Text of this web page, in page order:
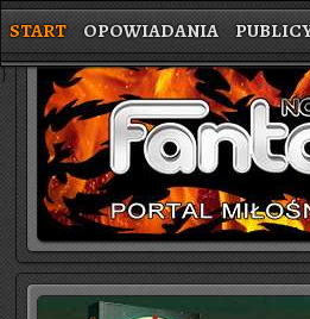
START OPOWIADANIA
}